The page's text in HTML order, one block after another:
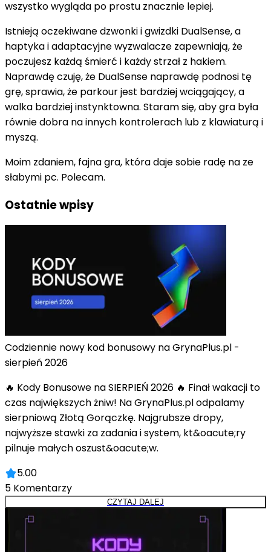
wszystko wygląda po prostu znacznie lepiej.
Istnieją oczekiwane dzwonki i gwizdki DualSense, a
haptyka i adaptacyjne wyzwalacze zapewniają, że
poczujesz każdą śmierć i każdy strzał z hakiem.
Naprawdę czuję, że DualSense naprawdę podnosi tę
grę, sprawia, że ​​parkour jest bardziej wciągający, a
walka bardziej instynktowna. Staram się, aby gra była
równie dobra na innych kontrolerach lub z klawiaturą i
myszą.
Moim zdaniem, fajna gra, która daje sobie radę na ze
słabymi pc. Polecam.
Ostatnie wpisy
Codziennie nowy kod bonusowy na GrynaPlus.pl -
sierpień 2026
🔥 Kody Bonusowe na SIERPIEŃ 2026 🔥 Finał wakacji to
czas największych żniw! Na GrynaPlus.pl odpalamy
sierpniową Złotą Gorączkę. Najgrubsze dropy,
najwyższe stawki za zadania i system, kt&oacute;ry
pilnuje małych oszust&oacute;w.
5.00
5 Komentarzy
CZYTAJ DALEJ